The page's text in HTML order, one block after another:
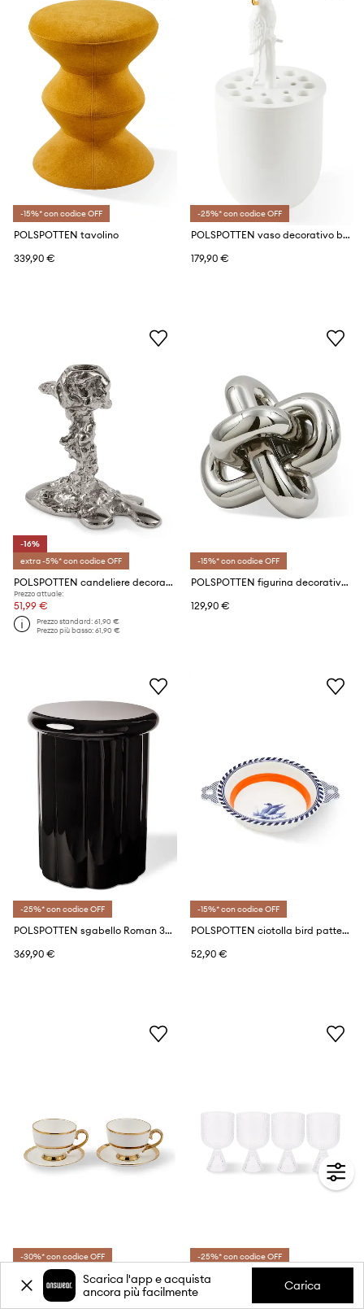
-15%* con codice OFF
POLSPOTTEN tavolino
339,90 €
-25%* con codice OFF
POLSPOTTEN vaso decorativo bird watching 23,5 x 51 cm
179,90 €
-16%
extra -5%* con codice OFF
POLSPOTTEN candeliere decorativo Drip S 14 x 8 cm
Prezzo attuale:
51,99 €
Prezzo standard:61,90 €
Prezzo più basso:61,90 €
-15%* con codice OFF
POLSPOTTEN figurina decorativa moving silver 26 x 24 x 19 cm
129,90 €
-25%* con codice OFF
POLSPOTTEN sgabello Roman 35,5 x 46,5 cm
369,90 €
-15%* con codice OFF
POLSPOTTEN ciotolla bird patterned 17 cm
52,90 €
-30%* con codice OFF
POLSPOTTEN set di tazzine con piattini per 2 persone Golden Finds 500 ml
80,99 €
-25%* con codice OFF
Scarica l'app e acquista
ancora più facilmente
Carica